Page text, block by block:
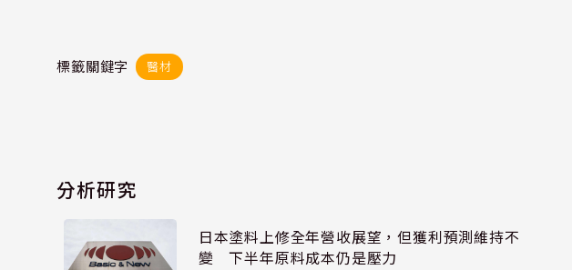
標籤關鍵字 醫材
分析研究
日本塗料上修全年營收展望，但獲利預測維持不
變 下半年原料成本仍是壓力